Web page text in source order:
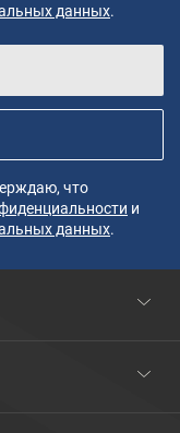
данных.
что
и
данных.